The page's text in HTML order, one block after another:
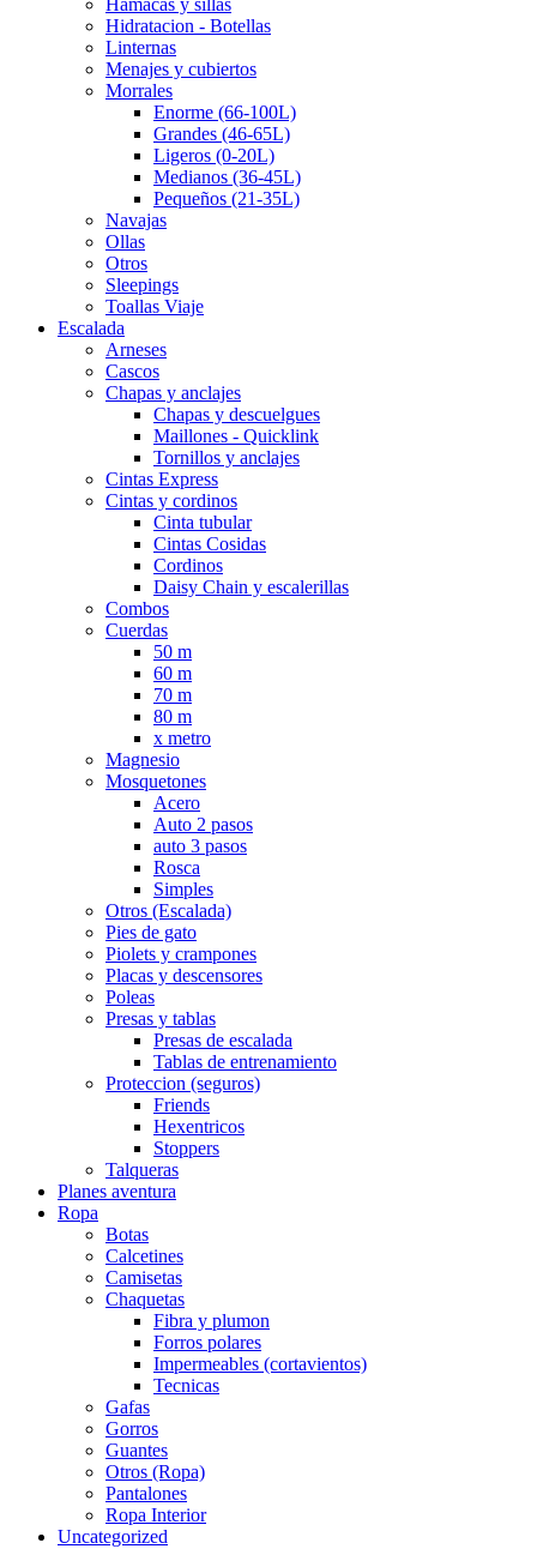
Hamacas y sillas
Hidratacion - Botellas
Linternas
Menajes y cubiertos
Morrales
Enorme (66-100L)
Grandes (46-65L)
Ligeros (0-20L)
Medianos (36-45L)
Pequeños (21-35L)
Navajas
Ollas
Otros
Sleepings
Toallas Viaje
Escalada
Arneses
Cascos
Chapas y anclajes
Chapas y descuelgues
Maillones - Quicklink
Tornillos y anclajes
Cintas Express
Cintas y cordinos
Cinta tubular
Cintas Cosidas
Cordinos
Daisy Chain y escalerillas
Combos
Cuerdas
50 m
60 m
70 m
80 m
x metro
Magnesio
Mosquetones
Acero
Auto 2 pasos
auto 3 pasos
Rosca
Simples
Otros (Escalada)
Pies de gato
Piolets y crampones
Placas y descensores
Poleas
Presas y tablas
Presas de escalada
Tablas de entrenamiento
Proteccion (seguros)
Friends
Hexentricos
Stoppers
Talqueras
Planes aventura
Ropa
Botas
Calcetines
Camisetas
Chaquetas
Fibra y plumon
Forros polares
Impermeables (cortavientos)
Tecnicas
Gafas
Gorros
Guantes
Otros (Ropa)
Pantalones
Ropa Interior
Uncategorized